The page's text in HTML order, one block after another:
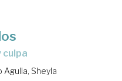
culpa
Agulla, Sheyla